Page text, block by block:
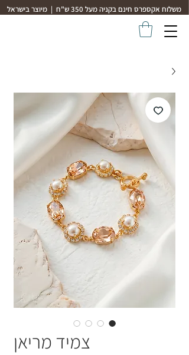
משלוח אקספרס חינם בקניה מעל 350 ש"ח | מיוצר בישראל
צמיד מריאן